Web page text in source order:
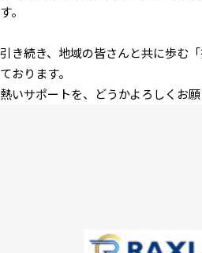
す。
引き続き、地域の皆さんと共に歩む
ております。
熱いサポートを、どうかよろしくお願